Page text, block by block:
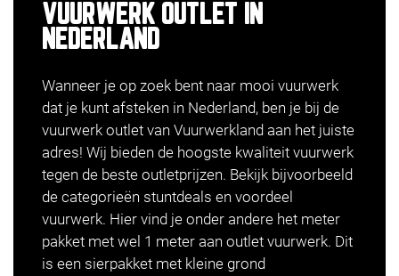
VUURWERK OUTLET IN
NEDERLAND
Wanneer je op zoek bent naar mooi vuurwerk
dat je kunt afsteken in Nederland, ben je bij de
vuurwerk outlet van Vuurwerkland aan het juiste
adres! Wij bieden de hoogste kwaliteit vuurwerk
tegen de beste outletprijzen. Bekijk bijvoorbeeld
de categorieën stuntdeals en voordeel
vuurwerk. Hier vind je onder andere het meter
pakket met wel 1 meter aan outlet vuurwerk. Dit
is een sierpakket met kleine grond